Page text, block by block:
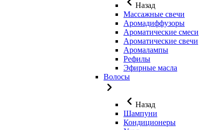
Назад
Массажные свечи
Аромадиффузоры
Ароматические смеси
Ароматические свечи
Аромалампы
Рефилы
Эфирные масла
Волосы
Назад
Шампуни
Кондиционеры